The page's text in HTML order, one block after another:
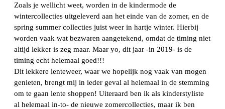
Zoals je wellicht weet, worden in de kindermode de
wintercollecties uitgeleverd aan het einde van de zomer, en de
spring summer collecties juist weer in hartje winter. Hierbij
worden vaak wat bezwaren aangetekend, omdat de timing niet
altijd lekker is zeg maar. Maar yo, dit jaar -in 2019- is de
timing echt helemaal goed!!!
Dit lekkere lenteweer, waar we hopelijk nog vaak van mogen
genieten, brengt mij in ieder geval al helemaal in de stemming
om te gaan lente shoppen! Uiteraard ben ik als kinderstyliste
al helemaal in-to- de nieuwe zomercollecties, maar ik ben